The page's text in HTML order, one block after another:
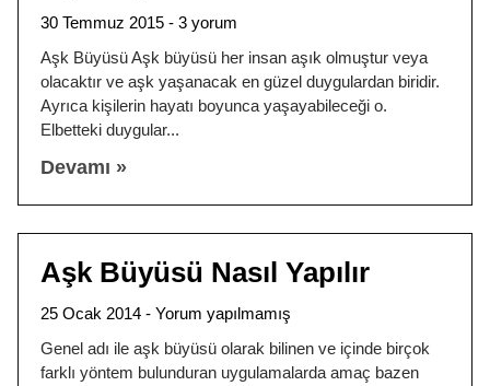
30 Temmuz 2015
3 yorum
Aşk Büyüsü Aşk büyüsü her insan aşık olmuştur veya
olacaktır ve aşk yaşanacak en güzel duygulardan biridir.
Ayrıca kişilerin hayatı boyunca yaşayabileceği o.
Elbetteki duygular
Devamı »
Aşk Büyüsü Nasıl Yapılır
25 Ocak 2014
Yorum yapılmamış
Genel adı ile aşk büyüsü olarak bilinen ve içinde birçok
farklı yöntem bulunduran uygulamalarda amaç bazen